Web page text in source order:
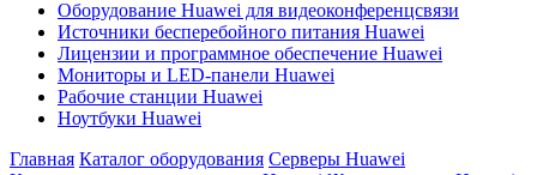
Оборудование Huawei для видеоконференцсвязи
Источники бесперебойного питания Huawei
Лицензии и программное обеспечение Huawei
Мониторы и LED-панели Huawei
Рабочие станции Huawei
Ноутбуки Huawei
Главная Каталог оборудования Серверы Huawei